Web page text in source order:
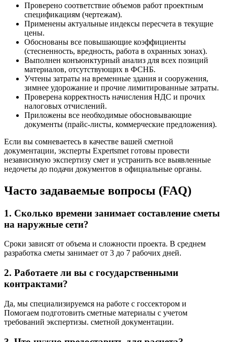
Проверено соответствие объемов работ проектным
спецификациям (чертежам).
Применены актуальные индексы пересчета в текущие
цены.
Обоснованы все повышающие коэффициенты
(стесненность, вредность, работа в охранных зонах).
Выполнен конъюнктурный анализ для всех позиций
материалов, отсутствующих в ФСНБ.
Учтены затраты на временные здания и сооружения,
зимнее удорожание и прочие лимитированные затраты.
Проверена корректность начисления НДС и прочих
налоговых отчислений.
Приложены все необходимые обосновывающие
документы (прайс-листы, коммерческие предложения).
Если вы сомневаетесь в качестве вашей сметной
документации, эксперты Expertsmet готовы провести
независимую экспертизу смет и устранить все выявленные
недочеты до подачи документов в официальные органы.
Часто задаваемые вопросы (FAQ)
1. Сколько времени занимает составление сметы
на наружные сети?
Сроки зависят от объема и сложности проекта. В среднем
разработка сметы занимает от 3 до 7 рабочих дней.
2. Работаете ли вы с государственными
контрактами?
Да, мы специализируемся на работе с госсектором и
Помогаем подготовить сметные материалы с учетом
требований экспертизы. сметной документации.